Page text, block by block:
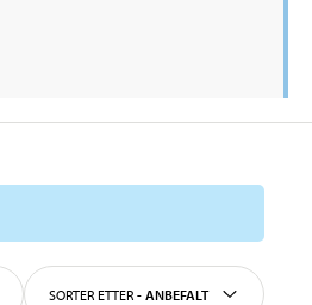
SORTER ETTER - ANBEFALT